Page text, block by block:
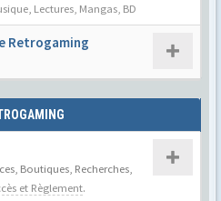
Lectures, Mangas, BD
Retrogaming
Boutiques, Recherches,
et Règlement.